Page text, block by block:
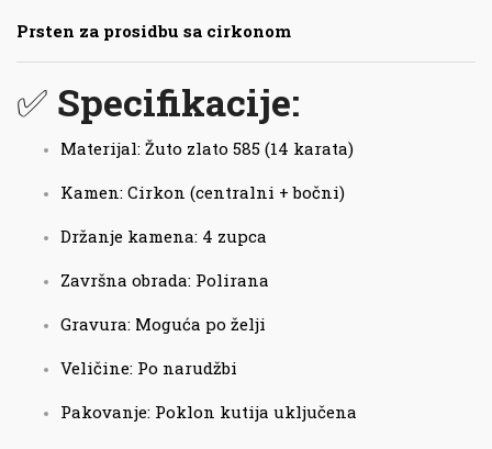
Prsten za prosidbu sa cirkonom
✅ Specifikacije:
Materijal: Žuto zlato 585 (14 karata)
Kamen: Cirkon (centralni + bočni)
Držanje kamena: 4 zupca
Završna obrada: Polirana
Gravura: Moguća po želji
Veličine: Po narudžbi
Pakovanje: Poklon kutija uključena